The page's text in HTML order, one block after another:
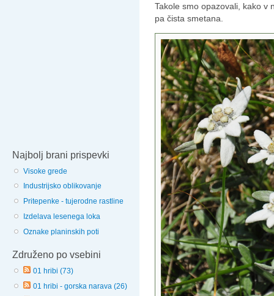
Najbolj brani prispevki
Visoke grede
Industrijsko oblikovanje
Pritepenke - tujerodne rastline
Izdelava lesenega loka
Oznake planinskih poti
Združeno po vsebini
01 hribi (73)
01 hribi - gorska narava (26)
Takole smo opazovali, kako v
pa čista smetana.